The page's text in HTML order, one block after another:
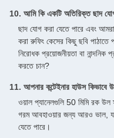
10. আমি কি একটি অতিরিক্ত ছাদ
ছাদ যোগ করা যেতে পারে এবং
করা রুফিং কেসের কিছু ছবি
নিরোধক প্রয়োজনীয়তা বা
করতে চান?
11. আপনার কন্টেইনার হাউস কিভাবে
ওয়াল প্যানেলগুলি 50 মিমি রক উল
গরম আবহাওয়ার জন্য আরও ভাল,
যেতে পারে।